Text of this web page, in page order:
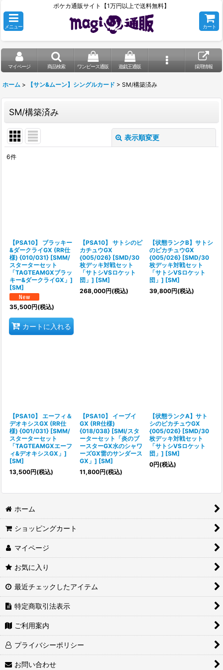
ポケカ通販サイト【1万円以上で送料無料】
メニュー カート
マイページ 商品検索 ワンピース通販 遊戯王通販 採用情報
ホーム > 【サン&ムーン】シングルカード > SM/構築済み
SM/構築済み
表示順変更
絞り込む
6件
【PSA10】 ブラッキー
&ダークライGX (RR仕
様) {010/031} [SMM/
スターターセット
「TAGTEAMGXブラッ
キー&ダークライGX」]
[SM]
35,500円(税込)
カートに入れる
【PSA10】 サトシのピ
カチュウGX
{005/026} [SMD/30
枚デッキ対戦セット
「サトシVSロケット
団」] [SM]
268,000円(税込)
【状態ランクB】サトシ
のピカチュウGX
{005/026} [SMD/30
枚デッキ対戦セット
「サトシVSロケット
団」] [SM]
39,800円(税込)
【PSA10】 エーフィ＆
デオキシスGX (RR仕
様) {001/031} [SMM/
スターターセット
「TAGTEAMGXエーフ
ィ&デオキシスGX」]
[SM]
13,500円(税込)
【PSA10】 イーブイ
GX (RR仕様)
{018/038} [SMI/スタ
ーターセット「炎のブ
ースターGX水のシャワ
ーズGX雷のサンダース
GX」] [SM]
11,800円(税込)
【状態ランクA】サト
シのピカチュウGX
{005/026} [SMD/30
枚デッキ対戦セット
「サトシVSロケット
団」] [SM]
0円(税込)
ホーム
ショッピングカート
マイページ
お気に入り
最近チェックしたアイテム
特定商取引法表示
ご利用案内
プライバシーポリシー
お問い合わせ